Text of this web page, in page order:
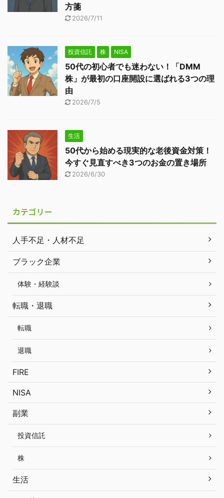
方箋
2026/7/11
投資信託 株 NISA
50代の初心者でも迷わない！「DMM
株」が最初の口座開設に選ばれる3つの理
由
2026/7/5
生活
50代から始める現実的な老後資金対策！
今すぐ見直すべき3つのお金の置き場所
2026/6/30
カテゴリー
人手不足・人材不足
ブラック企業
体験・経験談
転職・退職
転職
退職
FIRE
NISA
副業
投資信託
株
生活